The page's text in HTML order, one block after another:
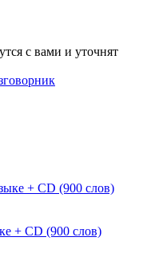
с вами и уточнят
+ CD (900 слов)